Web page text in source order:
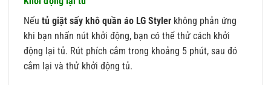
Nếu tủ giặt sấy khô quần áo LG Styler không phản ứng
khi bạn nhấn nút khởi động, bạn có thể thử cách khởi
động lại tủ. Rút phích cắm trong khoảng 5 phút, sau đó
cắm lại và thử khởi động tủ.